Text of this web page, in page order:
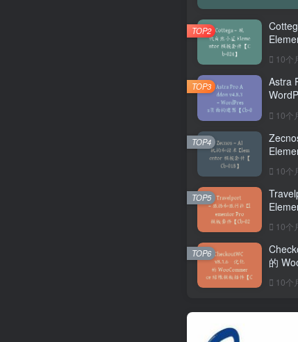
10个
TOP2
Astra
10个
TOP3
10个
TOP4
10个
TOP5
的
10个
TOP6